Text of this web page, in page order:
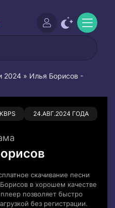
2024 » Илья Борисов -
24.АВГ.2024 ГОДА
0
скачивание песни
в хорошем качестве
позволяет быстро
без регистрации.